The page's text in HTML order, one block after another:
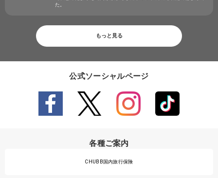
た。
もっと見る
公式ソーシャルページ
各種ご案内
CHUBB国内旅行保険